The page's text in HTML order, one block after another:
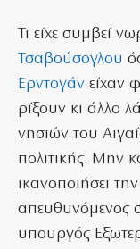
Τι είχε συμβεί
Τσαβούσογλου
Ερντογάν είχαν
ρίξουν κι άλλο
νησιών του
πολιτικής. Μην
ικανοποιήσει την
απευθυνόμενος
υπουργός